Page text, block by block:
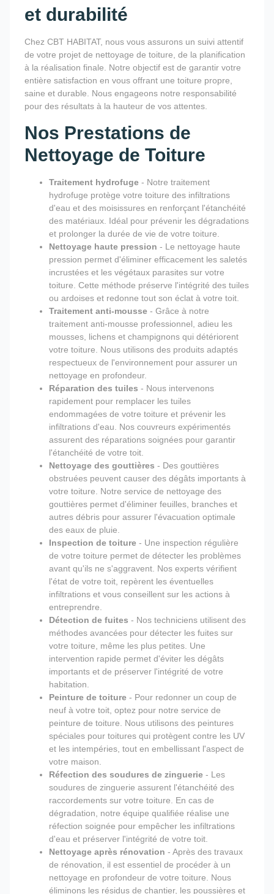
et durabilité
Chez CBT HABITAT, nous vous assurons un suivi attentif
de votre projet de nettoyage de toiture, de la planification
à la réalisation finale. Notre objectif est de garantir votre
entière satisfaction en vous offrant une toiture propre,
saine et durable. Nous engageons notre responsabilité
pour des résultats à la hauteur de vos attentes.
Nos Prestations de
Nettoyage de Toiture
Traitement hydrofuge - Notre traitement
hydrofuge protège votre toiture des infiltrations
d'eau et des moisissures en renforçant l'étanchéité
des matériaux. Idéal pour prévenir les dégradations
et prolonger la durée de vie de votre toiture.
Nettoyage haute pression - Le nettoyage haute
pression permet d'éliminer efficacement les saletés
incrustées et les végétaux parasites sur votre
toiture. Cette méthode préserve l'intégrité des tuiles
ou ardoises et redonne tout son éclat à votre toit.
Traitement anti-mousse - Grâce à notre
traitement anti-mousse professionnel, adieu les
mousses, lichens et champignons qui détériorent
votre toiture. Nous utilisons des produits adaptés
respectueux de l'environnement pour assurer un
nettoyage en profondeur.
Réparation des tuiles - Nous intervenons
rapidement pour remplacer les tuiles
endommagées de votre toiture et prévenir les
infiltrations d'eau. Nos couvreurs expérimentés
assurent des réparations soignées pour garantir
l'étanchéité de votre toit.
Nettoyage des gouttières - Des gouttières
obstruées peuvent causer des dégâts importants à
votre toiture. Notre service de nettoyage des
gouttières permet d'éliminer feuilles, branches et
autres débris pour assurer l'évacuation optimale
des eaux de pluie.
Inspection de toiture - Une inspection régulière
de votre toiture permet de détecter les problèmes
avant qu'ils ne s'aggravent. Nos experts vérifient
l'état de votre toit, repèrent les éventuelles
infiltrations et vous conseillent sur les actions à
entreprendre.
Détection de fuites - Nos techniciens utilisent des
méthodes avancées pour détecter les fuites sur
votre toiture, même les plus petites. Une
intervention rapide permet d'éviter les dégâts
importants et de préserver l'intégrité de votre
habitation.
Peinture de toiture - Pour redonner un coup de
neuf à votre toit, optez pour notre service de
peinture de toiture. Nous utilisons des peintures
spéciales pour toitures qui protègent contre les UV
et les intempéries, tout en embellissant l'aspect de
votre maison.
Réfection des soudures de zinguerie - Les
soudures de zinguerie assurent l'étanchéité des
raccordements sur votre toiture. En cas de
dégradation, notre équipe qualifiée réalise une
réfection soignée pour empêcher les infiltrations
d'eau et préserver l'intégrité de votre toit.
Nettoyage après rénovation - Après des travaux
de rénovation, il est essentiel de procéder à un
nettoyage en profondeur de votre toiture. Nous
éliminons les résidus de chantier, les poussières et